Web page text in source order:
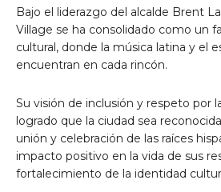
Bajo el liderazgo del alcalde Brent
Village se ha consolidado como un
cultural, donde la música latina y el
encuentran en cada rincón.
Su visión de inclusión y respeto por
logrado que la ciudad sea
unión y celebración de las raíces
impacto positivo en la vida de sus
fortalecimiento de la identidad